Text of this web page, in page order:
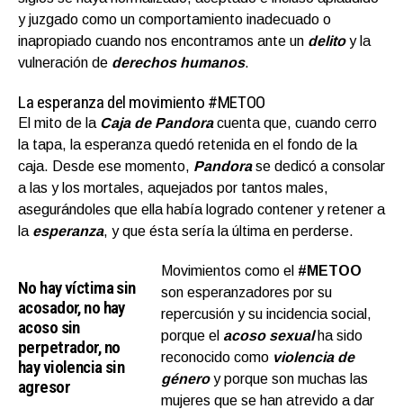
y juzgado como un comportamiento inadecuado o
inapropiado cuando nos encontramos ante un delitoy la
vulneración de derechos humanos.
La esperanza del movimiento #METOO
El mito de la Caja de Pandoracuenta que, cuando cerro
la tapa, la esperanza quedó retenida en el fondo de la
caja. Desde ese momento, Pandorase dedicó a consolar
a las y los mortales, aquejados por tantos males,
asegurándoles que ella había logrado contener y retener a
la esperanza, y que ésta sería la última en perderse.
No hay víctima sin
acosador, no hay
acoso sin
perpetrador, no
hay violencia sin
agresor
Movimientos como el #METOO
son esperanzadores por su
repercusión y su incidencia social,
porque el acoso sexualha sido
reconocido como violencia de
géneroy porque son muchas las
mujeres que se han atrevido a dar